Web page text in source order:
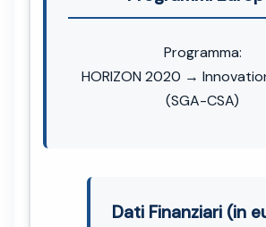
Programma:
HORIZON 2020 →
(SGA-CSA)
Dati Finanziari (in